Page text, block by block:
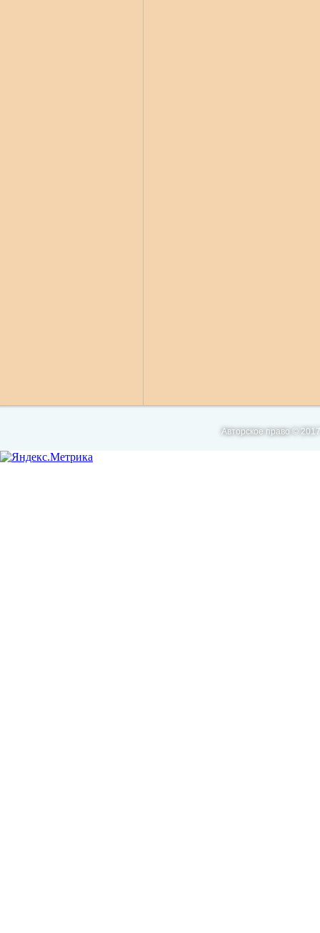
Авторское право ©